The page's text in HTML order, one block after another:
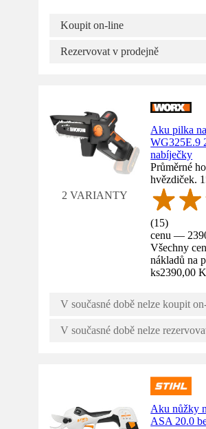
Koupit on-line
Rezervovat v prodejně
2 VARIANTY
Aku pilka
WG325E.9
nabíječky
Průměrné
hvězdiček.
(15)
cenu —
Všechny
nákladů na
ks2390,00
V současné době nelze koupit
V současné době nelze
Aku nůžky
ASA 20.0